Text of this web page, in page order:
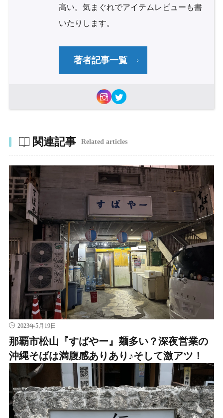
高い。気まぐれでアイテムレビューも書
いたりします。
著者記事一覧
関連記事 Related articles
2023年5月19日
那覇市松山『すばやー』麺多い？深夜営業の
沖縄そばは満腹感ありあり♪そして激アツ！